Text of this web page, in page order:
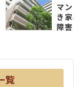
マン
き家
障害に
覧